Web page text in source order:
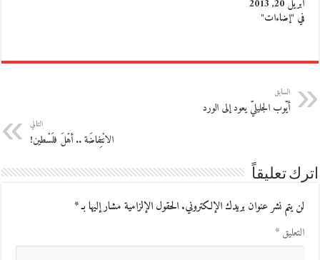
أبريل 20, 2013
في "إضاءات"
السابق
أيّوب الجليليّ يعود إلى الورد
التالي
الانْتِفاضَة .. أهْلَ فلَسْطين!
اترك تعليقاً
لن يتم نشر عنوان بريدك الإلكتروني.الحقول الإلزامية مشار إليها بـ*
التعليق*